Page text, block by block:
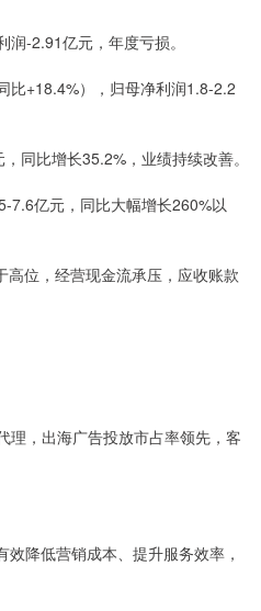
-2.91亿元，年度亏损。
比+18.4%），归母净利润1.8-2.2
同比增长35.2%，业绩持续改善。
7.6亿元，同比大幅增长260%以
位，经营现金流承压，应收账款
理，出海广告投放市占率领先，客
降低营销成本、提升服务效率，